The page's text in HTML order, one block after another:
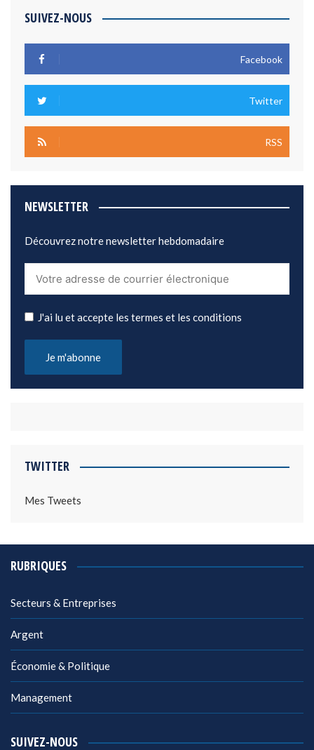
SUIVEZ-NOUS
Facebook
Twitter
RSS
NEWSLETTER
Découvrez notre newsletter hebdomadaire
J'ai lu et accepte les termes et les conditions
TWITTER
Mes Tweets
RUBRIQUES
Secteurs & Entreprises
Argent
Économie & Politique
Management
SUIVEZ-NOUS